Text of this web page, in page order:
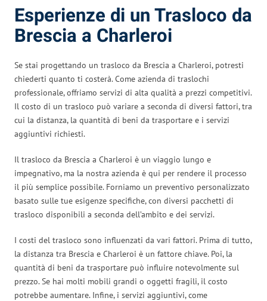
Esperienze di un Trasloco da
Brescia a Charleroi
Se stai progettando un trasloco da Brescia a Charleroi, potresti
chiederti quanto ti costerà. Come azienda di traslochi
professionale, offriamo servizi di alta qualità a prezzi competitivi.
Il costo di un trasloco può variare a seconda di diversi fattori, tra
cui la distanza, la quantità di beni da trasportare e i servizi
aggiuntivi richiesti.
Il trasloco da Brescia a Charleroi è un viaggio lungo e
impegnativo, ma la nostra azienda è qui per rendere il processo
il più semplice possibile. Forniamo un preventivo personalizzato
basato sulle tue esigenze specifiche, con diversi pacchetti di
trasloco disponibili a seconda dell’ambito e dei servizi.
I costi del trasloco sono influenzati da vari fattori. Prima di tutto,
la distanza tra Brescia e Charleroi è un fattore chiave. Poi, la
quantità di beni da trasportare può influire notevolmente sul
prezzo. Se hai molti mobili grandi o oggetti fragili, il costo
potrebbe aumentare. Infine, i servizi aggiuntivi, come